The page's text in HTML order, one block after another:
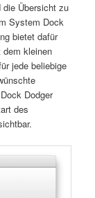
Übersicht zu
System Dock
bietet dafür
kleinen
jede beliebige
Dodger
des